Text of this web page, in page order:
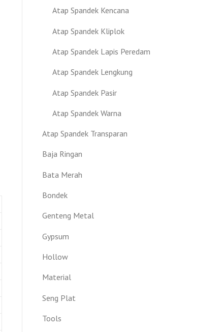
Atap Spandek Kencana
Atap Spandek Kliplok
Atap Spandek Lapis Peredam
Atap Spandek Lengkung
Atap Spandek Pasir
Atap Spandek Warna
Atap Spandek Transparan
Baja Ringan
Bata Merah
Bondek
Genteng Metal
Gypsum
Hollow
Material
Seng Plat
Tools